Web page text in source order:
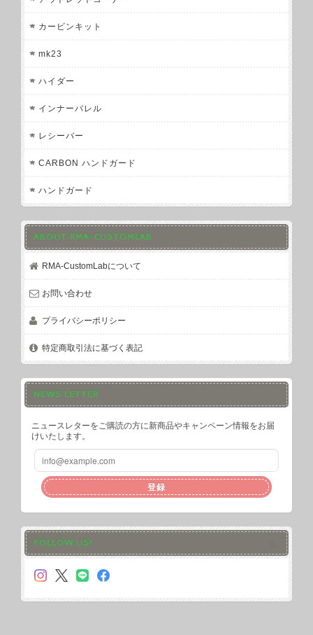
カービンキット
mk23
ハイダー
インナーバレル
レシーバー
CARBON ハンドガード
ハンドガード
ABOUT RMA-CUSTOMLAB
RMA-CustomLabについて
お問い合わせ
プライバシーポリシー
特定商取引法に基づく表記
NEWS LETTER
ニュースレターをご購読の方に新商品やキャンペーン情報をお届
けいたします。
登録
FOLLOW US!